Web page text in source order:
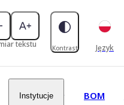
tekstu Kontrast Język
Instytucje BOM